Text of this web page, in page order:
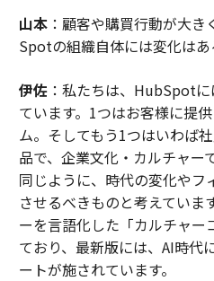
山本：顧客や購買行動が大
Spotの組織自体には変化はあ
伊佐：私たちは、HubSpot
ています。1つはお客様に提
ム。そしてもう1つはいわば
品で、企業文化・カルチャー
同じように、時代の変化やフ
させるべきものと考えていま
ーを言語化した「カルチャ
ており、最新版には、AI時代
ートが施されています。